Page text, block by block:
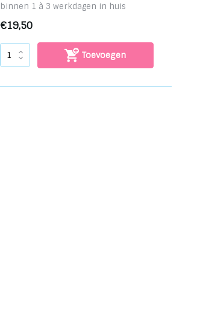
binnen 1 à 3 werkdagen in huis
€19,50
Toevoegen